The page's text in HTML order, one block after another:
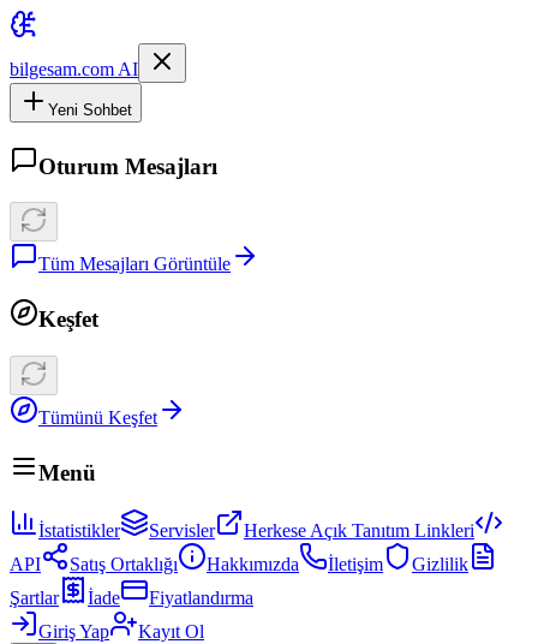
bilgesam.com AI
Yeni Sohbet
Oturum Mesajları
Tüm Mesajları Görüntüle
Keşfet
Tümünü Keşfet
Menü
İstatistikler Servisler
Herkese Açık Tanıtım Linkleri
API
Satış Ortaklığı Hakkımızda İletişim
Gizlilik
Şartlar
İade
Fiyatlandırma
Giriş Yap
Kayıt Ol